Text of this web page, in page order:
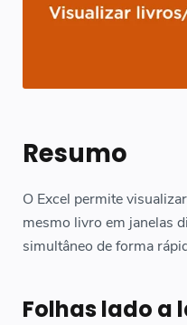
Resumo
O Excel permite
mesmo livro em janelas
simultâneo de forma
Folhas lado a